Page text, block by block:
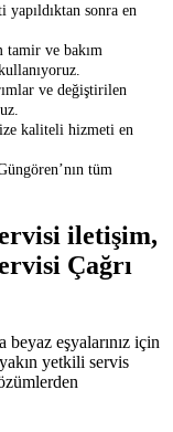
sonra en
tamir ve bakım
ve değiştirilen
kaliteli hizmeti en
tüm
iletişim,
Çağrı
eşyalarınız için
yetkili servis